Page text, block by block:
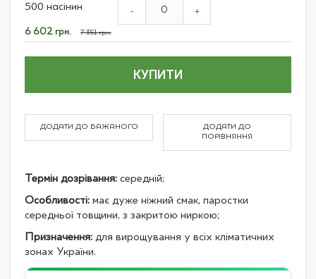
product
500 насінин
Спеціальна
ціна
6 602 грн. 7 351 грн.
- +
КУПИТИ
ДОДАТИ ДО БАЖАНОГО
ДОДАТИ ДО
ПОРІВНЯННЯ
Термін дозрівання: середній;
Особливості: має дуже ніжний смак, паростки
середньої товщини, з закритою ниркою;
Призначення: для вирощування у всіх кліматичних
зонах України.